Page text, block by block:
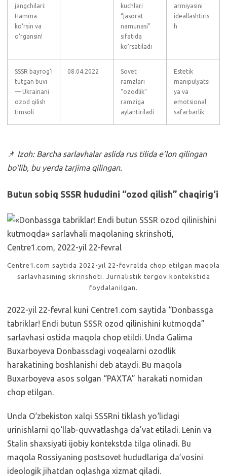
jangchilari:
Hamma
ko‘rsin va
o‘rgansin!
kuchlari
“jasorat
namunasi”
sifatida
ko‘rsatiladi
armiyasini
ideallashtiris
h
SSSR bayrog‘i
tutgan buvi
— Ukrainani
ozod qilish
timsoli
08.04.2022
Sovet
ramzlari
“ozodlik”
ramziga
aylantiriladi
Estetik
manipulyatsi
ya va
emotsional
safarbarlik
📌 Izoh: Barcha sarlavhalar aslida rus tilida e’lon qilingan
bo‘lib, bu yerda tarjima qilingan.
Butun sobiq SSSR hududini “ozod qilish” chaqirig‘i
Centre1.com saytida 2022-yil 22-fevralda chop etilgan maqola
sarlavhasining skrinshoti. Jurnalistik tergov kontekstida
foydalanilgan.
2022-yil 22-fevral kuni Centre1.com saytida “Donbassga
tabriklar! Endi butun SSSR ozod qilinishini kutmoqda”
sarlavhasi ostida maqola chop etildi. Unda Galima
Buxarboyeva Donbassdagi voqealarni ozodlik
harakatining boshlanishi deb ataydi. Bu maqola
Buxarboyeva asos solgan “PAXTA” harakati nomidan
chop etilgan.
Unda O‘zbekiston xalqi SSSRni tiklash yo‘lidagi
urinishlarni qo‘llab-quvvatlashga da’vat etiladi. Lenin va
Stalin shaxsiyati ijobiy kontekstda tilga olinadi. Bu
maqola Rossiyaning postsovet hududlariga da’vosini
ideologik jihatdan oqlashga xizmat qiladi.